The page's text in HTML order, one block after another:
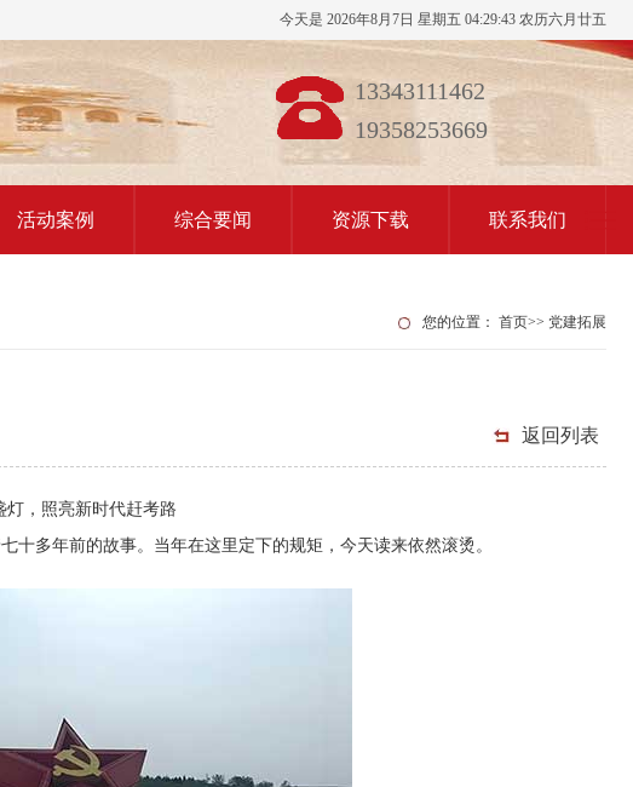
今天是 2026年8月7日 星期五 04:29:44 农历六月廿五
13343111462
19358253669
活动案例 综合要闻 资源下载 联系我们
您的位置： 首页>> 党建拓展
返回列表
灯，照亮新时代赶考路
多年前的故事。当年在这里定下的规矩，今天读来依然滚烫。